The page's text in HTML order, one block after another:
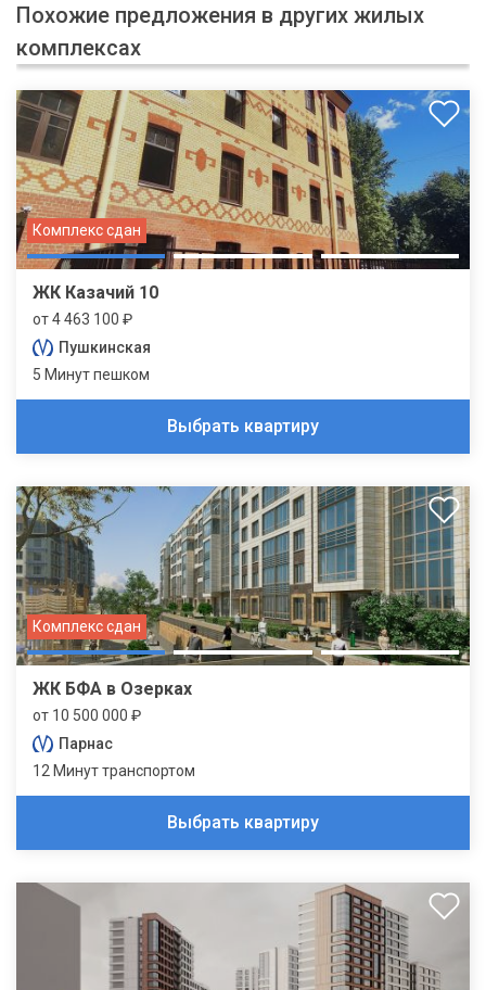
Похожие предложения в других жилых
комплексах
Комплекс сдан
ЖК Казачий 10
от 4 463 100 ₽
Пушкинская
5 Минут пешком
Выбрать квартиру
Комплекс сдан
ЖК БФА в Озерках
от 10 500 000 ₽
Парнас
12 Минут транспортом
Выбрать квартиру